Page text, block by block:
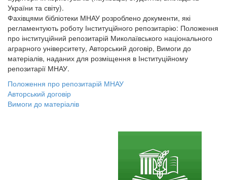
України та світу).
Фахівцями бібліотеки МНАУ розроблено документи, які
регламентують роботу Інституційного репозитарію: Положення
про інституційний репозитарій Миколаївського національного
аграрного університету, Авторський договір, Вимоги до
матеріалів, наданих для розміщення в Інституційному
репозитарії МНАУ.
Положення про репозитарій МНАУ
Авторський договір
Вимоги до матеріалів